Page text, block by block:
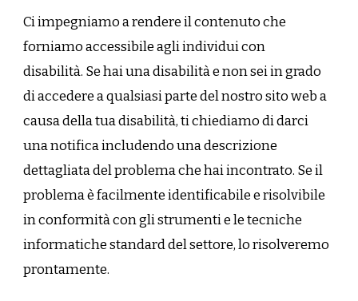
Ci impegniamo a rendere il contenuto che
forniamo accessibile agli individui con
disabilità. Se hai una disabilità e non sei in grado
di accedere a qualsiasi parte del nostro sito web a
causa della tua disabilità, ti chiediamo di darci
una notifica includendo una descrizione
dettagliata del problema che hai incontrato. Se il
problema è facilmente identificabile e risolvibile
in conformità con gli strumenti e le tecniche
informatiche standard del settore, lo risolveremo
prontamente.